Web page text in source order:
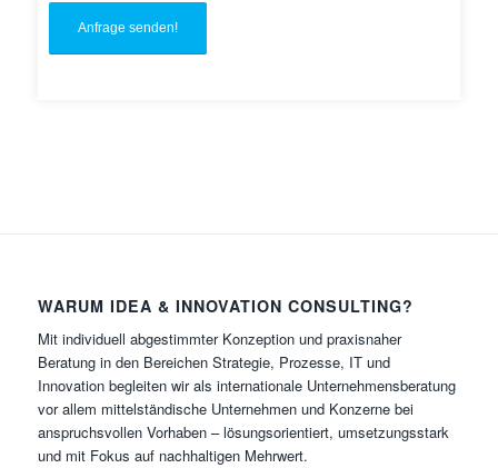
WARUM IDEA & INNOVATION CONSULTING?
Mit individuell abgestimmter Konzeption und praxisnaher
Beratung in den Bereichen Strategie, Prozesse, IT und
Innovation begleiten wir als internationale Unternehmensberatung
vor allem mittelständische Unternehmen und Konzerne bei
anspruchsvollen Vorhaben – lösungsorientiert, umsetzungsstark
und mit Fokus auf nachhaltigen Mehrwert.